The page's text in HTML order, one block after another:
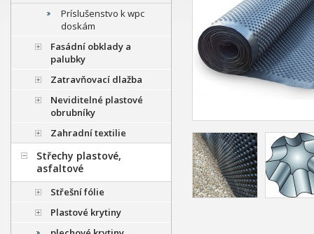
Príslušenstvo k wpc
doskám
Fasádní obklady a
palubky
Zatravňovací dlažba
Neviditelné plastové
obrubníky
Zahradní textilie
Střechy plastové,
asfaltové
Střešní fólie
Plastové krytiny